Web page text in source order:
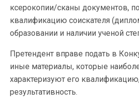
ксерокопии/сканы документов,
квалификацию соискателя
образовании и наличии ученой
Претендент вправе подать в
иные материалы, которые
характеризуют его
результативность.